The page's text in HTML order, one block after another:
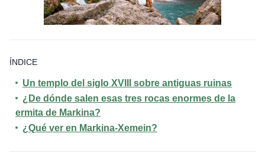
ÍNDICE
Un templo del siglo XVIII sobre antiguas ruinas
¿De dónde salen esas tres rocas enormes de la
ermita de Markina?
¿Qué ver en Markina-Xemein?